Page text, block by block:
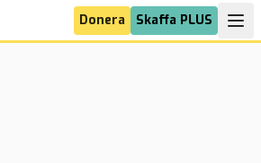
Donera Skaffa PLUS